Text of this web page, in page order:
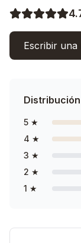
Escribir una
5 ★
4 ★
3 ★
2 ★
1 ★